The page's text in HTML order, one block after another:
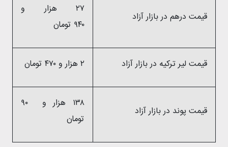
قیمت درهم در بازار آزاد
۲۷ هزار و
۹۴۰ تومان
قیمت لیر ترکیه در بازار آزاد ۲ هزار و ۴۷۰ تومان
قیمت پوند در بازار آزاد
۱۳۸ هزار و ۹۰
تومان